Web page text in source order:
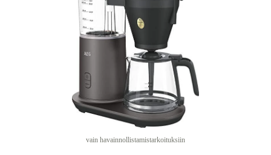
vain havainnollistamistarkoituksiin